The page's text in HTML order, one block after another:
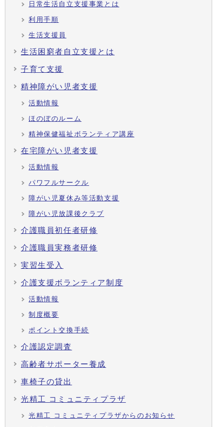
日常生活自立支援事業とは
利用手順
生活支援員
生活困窮者自立支援とは
子育て支援
精神障がい児者支援
活動情報
ほのぼのルーム
精神保健福祉ボランティア講座
在宅障がい児者支援
活動情報
パワフルサークル
障がい児夏休み等活動支援
障がい児放課後クラブ
介護職員初任者研修
介護職員実務者研修
実習生受入
介護支援ボランティア制度
活動情報
制度概要
ポイント交換手続
介護認定調査
高齢者サポーター養成
車椅子の貸出
光精工 コミュニティプラザ
光精工 コミュニティプラザからのお知らせ